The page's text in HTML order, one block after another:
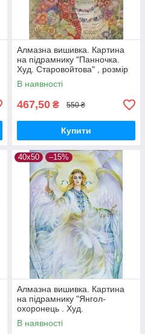
Алмазна вишивка. Картина
на підрамнику "Панночка.
Худ. Старовойтова" , розмір
40х50см
В наявності
467,50 ₴ 550 ₴
Купити
40х50 –15%
Алмазна вишивка. Картина
на підрамнику "Янгол-
охоронець . Худ.
Старовойтова" , розмір
40х50см
В наявності